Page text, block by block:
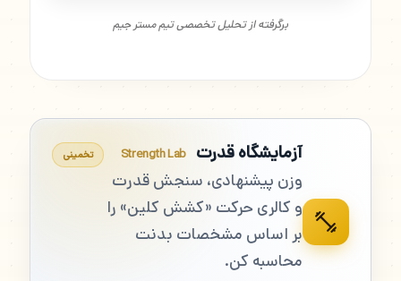
برگرفته از تحلیل تخصصی تیم مستر جیم
آزمایشگاه قدرت Strength Lab
وزن پیشنهادی، سنجش قدرت
و کالری حرکت «کشش کلین» را
بر اساس مشخصات بدنت
محاسبه کن.
تخمینی